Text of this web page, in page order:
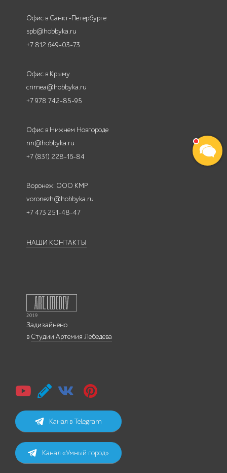
Офис в Санкт-Петербурге
spb@hobbyka.ru
+7 812 649-03-73
Офис в Крыму
crimea@hobbyka.ru
+7 978 742-85-95
Офис в Нижнем Новгороде
nn@hobbyka.ru
+7 (831) 228-16-84
Воронеж: ООО КМР
voronezh@hobbyka.ru
+7 473 251-48-47
НАШИ КОНТАКТЫ
Задизайнено
в Студии Артемия Лебедева
Канал в Telegram
Канал «Умный город»